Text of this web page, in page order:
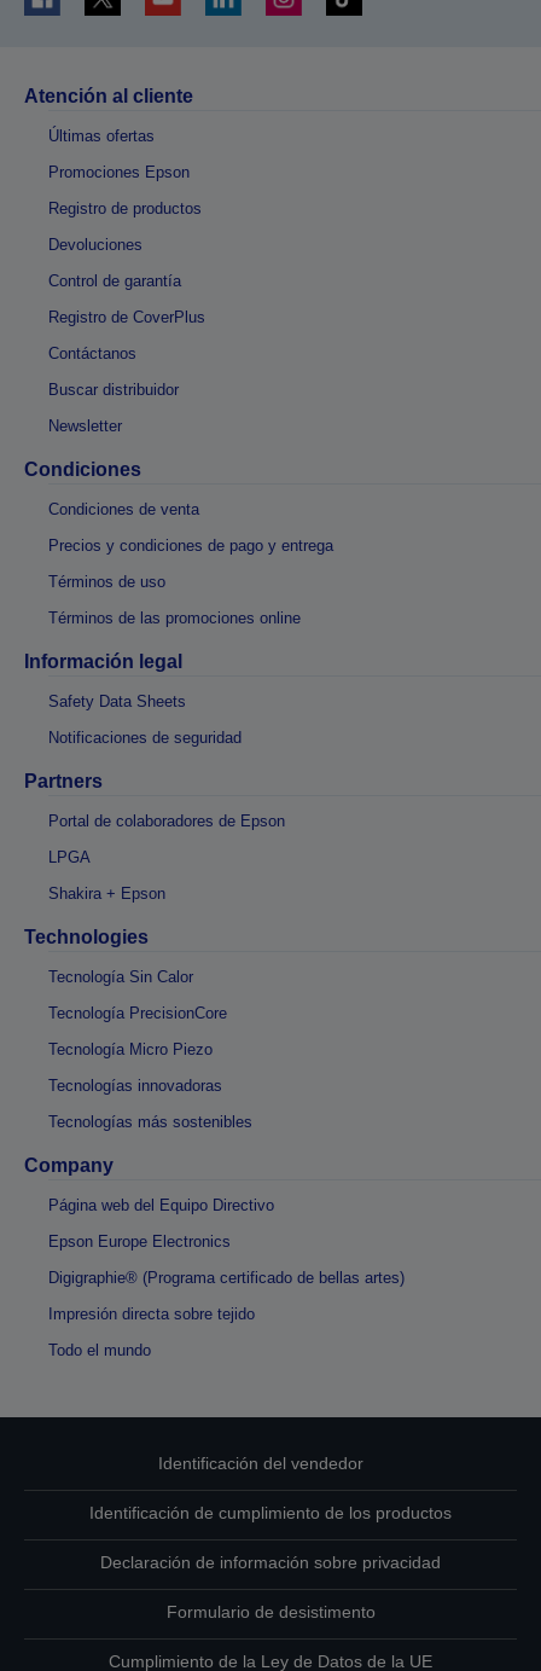
Atención al cliente
Últimas ofertas
Promociones Epson
Registro de productos
Devoluciones
Control de garantía
Registro de CoverPlus
Contáctanos
Buscar distribuidor
Newsletter
Condiciones
Condiciones de venta
Precios y condiciones de pago y entrega
Términos de uso
Términos de las promociones online
Información legal
Safety Data Sheets
Notificaciones de seguridad
Partners
Portal de colaboradores de Epson
LPGA
Shakira + Epson
Technologies
Tecnología Sin Calor
Tecnología PrecisionCore
Tecnología Micro Piezo
Tecnologías innovadoras
Tecnologías más sostenibles
Company
Página web del Equipo Directivo
Epson Europe Electronics
Digigraphie® (Programa certificado de bellas artes)
Impresión directa sobre tejido
Todo el mundo
Identificación del vendedor
Identificación de cumplimiento de los productos
Declaración de información sobre privacidad
Formulario de desistimento
Cumplimiento de la Ley de Datos de la UE